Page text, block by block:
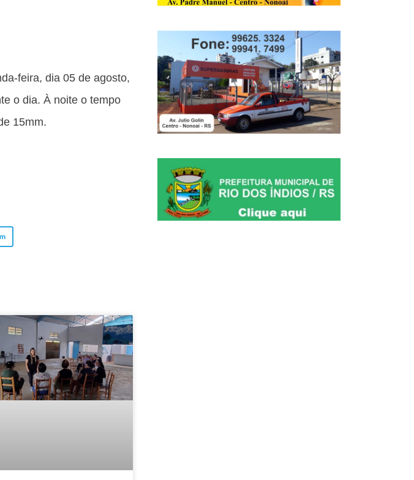
feira, dia 05 de agosto,
o dia. À noite o tempo
15mm.